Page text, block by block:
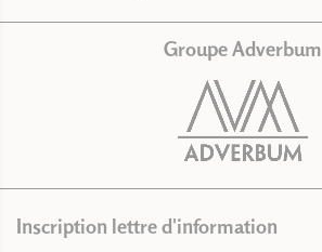
Groupe Adverbum
Inscription lettre d'information